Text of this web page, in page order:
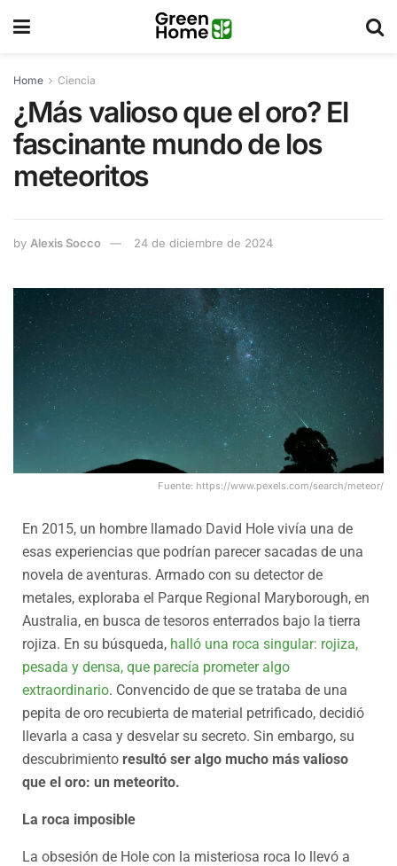
Home Ciencia
¿Más valioso que el oro? El
fascinante mundo de los
meteoritos
by Alexis Socco 24 de diciembre de 2024
Fuente: https://www.pexels.com/search/meteor/
En 2015, un hombre llamado David Hole vivía una de
esas experiencias que podrían parecer sacadas de una
novela de aventuras. Armado con su detector de
metales, exploraba el Parque Regional Maryborough, en
Australia, en busca de tesoros enterrados bajo la tierra
rojiza. En su búsqueda, halló una roca singular: rojiza,
pesada y densa, que parecía prometer algo
extraordinario. Convencido de que se trataba de una
pepita de oro recubierta de material petrificado, decidió
llevarla a casa y desvelar su secreto. Sin embargo, su
descubrimiento resultó ser algo mucho más valioso
que el oro: un meteorito.
La roca imposible
La obsesión de Hole con la misteriosa roca lo llevó a